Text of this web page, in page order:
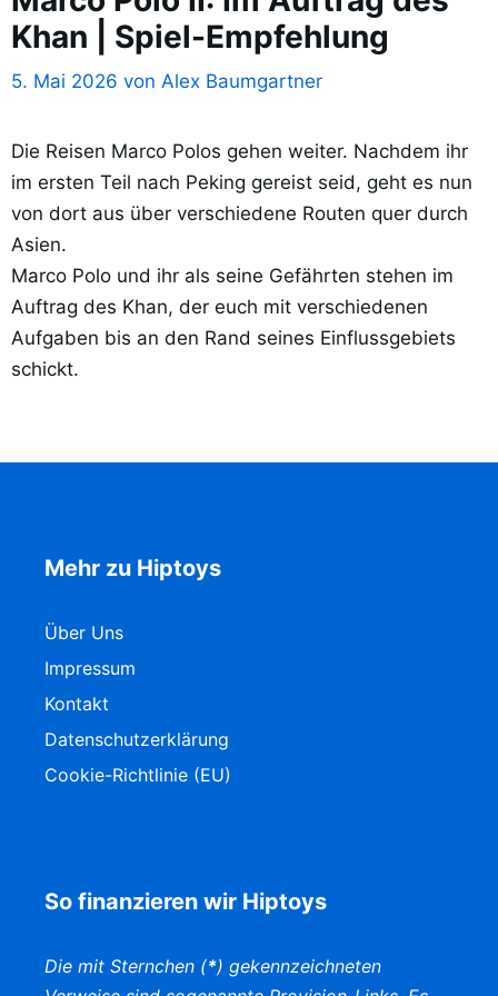
Khan | Spiel-Empfehlung
5. Mai 2026 von Alex Baumgartner
Die Reisen Marco Polos gehen weiter. Nachdem ihr
im ersten Teil nach Peking gereist seid, geht es nun
von dort aus über verschiedene Routen quer durch
Asien.
Marco Polo und ihr als seine Gefährten stehen im
Auftrag des Khan, der euch mit verschiedenen
Aufgaben bis an den Rand seines Einflussgebiets
schickt.
Mehr zu Hiptoys
Über Uns
Impressum
Kontakt
Datenschutzerklärung
Cookie-Richtlinie (EU)
So finanzieren wir Hiptoys
Die mit Sternchen (*) gekennzeichneten